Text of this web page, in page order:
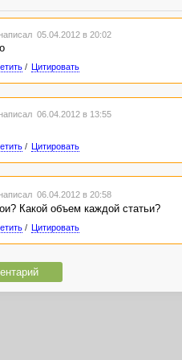
05.04.2012 в 20:02
/ Цитировать
06.04.2012 в 13:55
/ Цитировать
06.04.2012 в 20:58
Какой объем каждой статьи?
/ Цитировать